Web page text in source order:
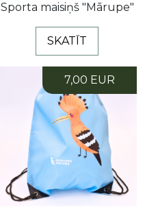
Sporta maisiņš "Mārupe"
SKATĪT
7,00 EUR